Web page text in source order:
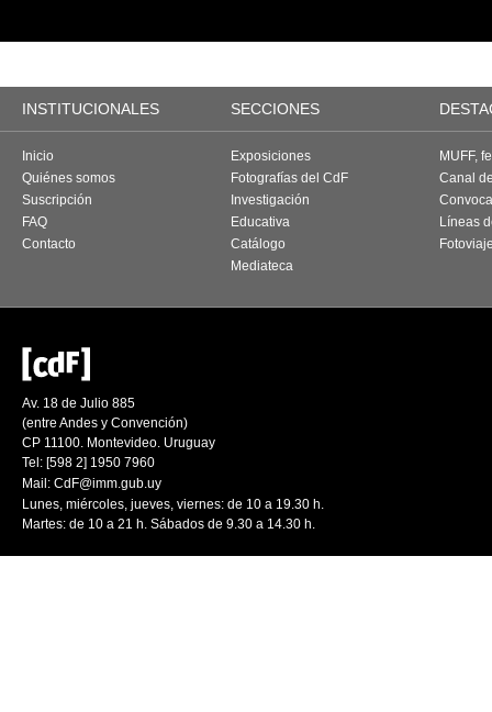
INSTITUCIONALES SECCIONES
Inicio
Quiénes somos
Suscripción
FAQ
Contacto
Exposiciones
Fotografías del CdF
Investigación
Educativa
Catálogo
Mediateca
MUFF,
Canal
Líneas
Av. 18 de Julio 885
(entre Andes y Convención)
CP 11100. Montevideo. Uruguay
Tel: [598 2] 1950 7960
Mail: CdF@imm.gub.uy
Lunes, miércoles, jueves, viernes: de 10 a 19.30 h.
Martes: de 10 a 21 h. Sábados de 9.30 a 14.30 h.